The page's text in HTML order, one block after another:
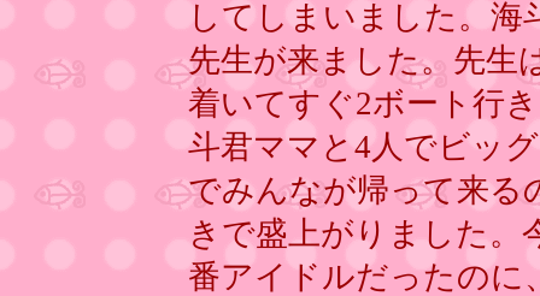
してしまいました。海
先生が来ました。先生
着いてすぐ2ボート行
斗君ママと4人でビッ
でみんなが帰って来る
きで盛上がりました。
番アイドルだったのに